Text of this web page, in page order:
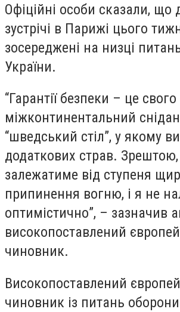
Офіційні особи сказали, що
зустрічі в Парижі цього
зосереджені на низці
України.
“Гарантії безпеки – це
міжконтинентальний
“шведський стіл”, у якому
додаткових страв. Зрештою,
залежатиме від ступеня
припинення вогню, і я не
оптимістично”, – зазначив
високопоставлений
чиновник.
Високопоставлений
чиновник із питань